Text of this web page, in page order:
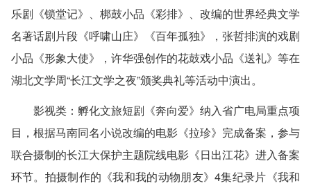
乐剧《锁堂记》、梆鼓小品《彩排》、改编的世界经典文学
名著话剧片段《呼啸山庄》《百年孤独》，张哲排演的戏剧
小品《形象大使》，许华强创作的花鼓戏小品《送礼》等在
湖北文学周“长江文学之夜”颁奖典礼等活动中演出。
影视类：孵化文旅短剧《奔向爱》纳入省广电局重点项
目，根据马南同名小说改编的电影《拉珍》完成备案，参与
联合摄制的长江大保护主题院线电影《日出江花》进入备案
环节。拍摄制作的《我和我的动物朋友》4集纪录片《我和